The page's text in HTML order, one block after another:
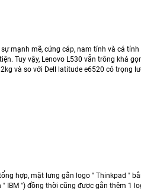
mạnh mẽ, cứng cáp, nam tính và cá
Tuy vậy, Lenovo L530 vẫn trông khá
và so với Dell latitude e6520 có trọng
hợp, mặt lưng gắn logo " Thinkpad "
") đồng thời cũng được gắn thêm 1